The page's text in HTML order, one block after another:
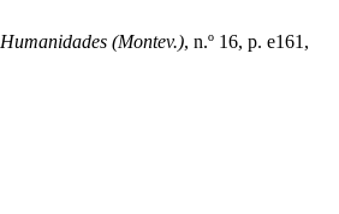
Humanidades (Montev.), n.º 16, p. e161,